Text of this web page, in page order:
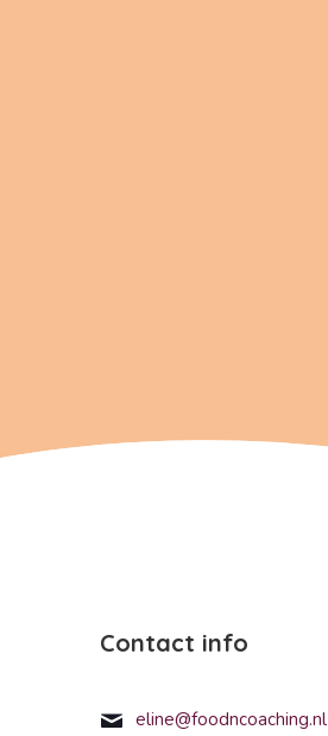
Contact info
eline@foodncoaching.nl